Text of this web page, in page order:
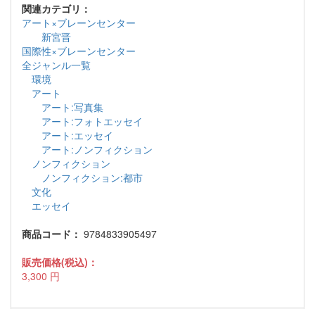
関連カテゴリ：
アート×ブレーンセンター
新宮晋
国際性×ブレーンセンター
全ジャンル一覧
環境
アート
アート:写真集
アート:フォトエッセイ
アート:エッセイ
アート:ノンフィクション
ノンフィクション
ノンフィクション:都市
文化
エッセイ
商品コード： 9784833905497
販売価格(税込)：
3,300 円